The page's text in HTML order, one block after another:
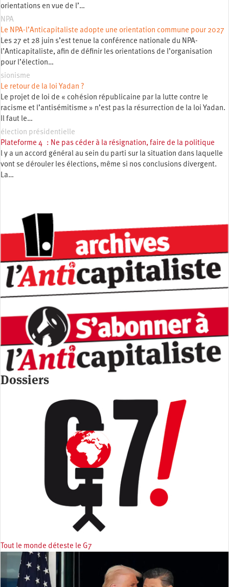
orientations en vue de l’…
NPA
Le NPA-l’Anticapitaliste adopte une orientation commune pour 2027
Les 27 et 28 juin s’est tenue la conférence nationale du NPA-
l’Anticapitaliste, afin de définir les orientations de l’organisation
pour l’élection…
sionisme
Le retour de la loi Yadan ?
Le projet de loi de « cohésion républicaine par la lutte contre le
racisme et l’antisémitisme » n’est pas la résurrection de la loi Yadan.
Il faut le…
élection présidentielle
Plateforme 4 : Ne pas céder à la résignation, faire de la politique
l y a un accord général au sein du parti sur la situation dans laquelle
vont se dérouler les élections, même si nos conclusions divergent.
La…
Dossiers
Tout le monde déteste le G7